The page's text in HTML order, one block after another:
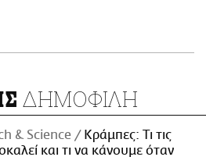
ΔΗΜΟΦΙΛΗ
& Science
Κράμπες: Τι τις
και τι να κάνουμε όταν